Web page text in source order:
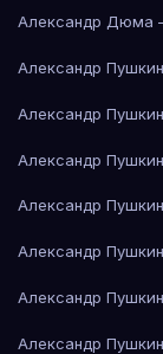
Александр Дюма
Александр
Александр
Александр
Александр
Александр
Александр
Александр